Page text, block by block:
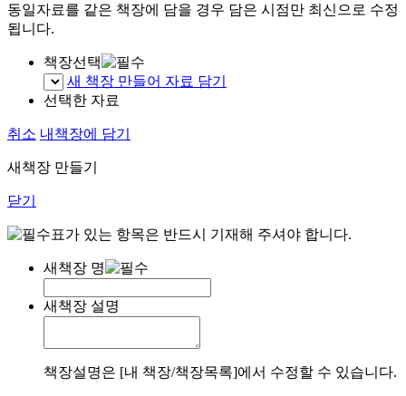
동일자료를 같은 책장에 담을 경우 담은 시점만 최신으로 수정
됩니다.
책장선택
새 책장 만들어 자료 담기
선택한 자료
취소 내책장에 담기
새책장 만들기
닫기
표가 있는 항목은 반드시 기재해 주셔야 합니다.
새책장 명
새책장 설명
책장설명은 [내 책장/책장목록]에서 수정할 수 있습니다.